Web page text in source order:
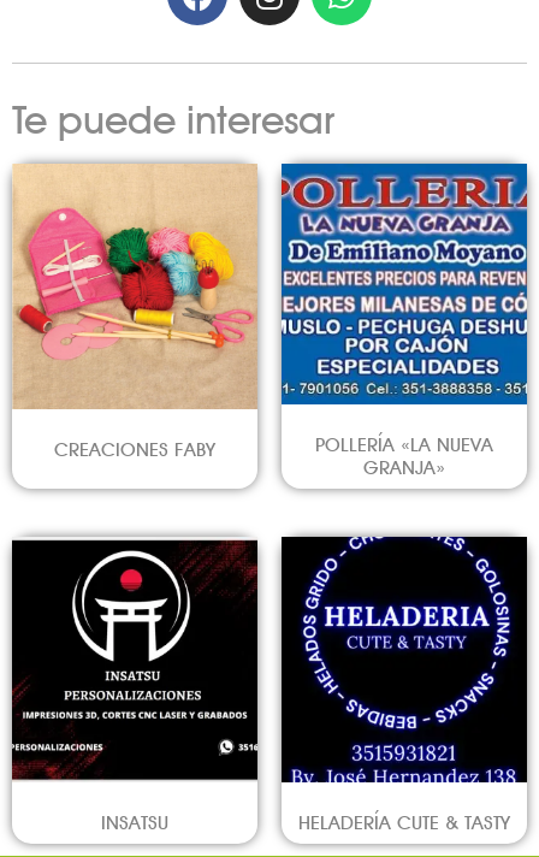
Te puede interesar
CREACIONES FABY
POLLERÍA «LA NUEVA
GRANJA»
INSATSU HELADERÍA CUTE & TASTY